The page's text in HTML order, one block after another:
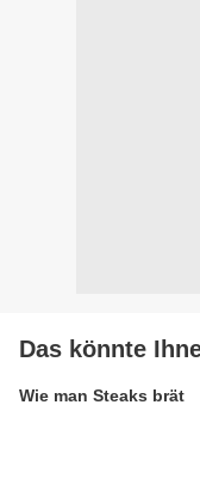
Das könnte
Wie man Steaks brät